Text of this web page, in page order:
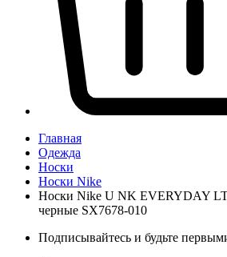
Главная
Одежда
Носки
Носки Nike
Носки Nike U NK EVERYDAY
черные SX7678-010
Подписывайтесь и будьте